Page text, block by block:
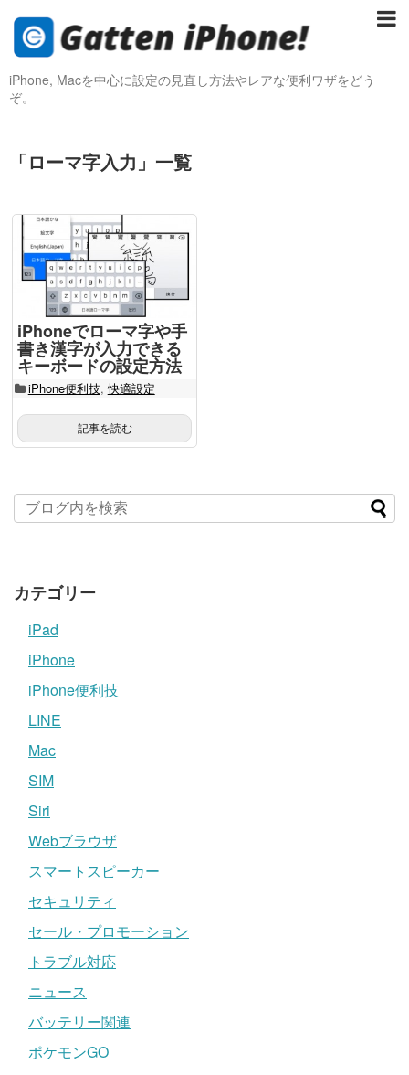
iPhone, Macを中心に設定の見直し方法やレアな便利ワザをどう
ぞ。
「ローマ字入力 」 一覧
iPhoneでローマ字や手
書き漢字が入力できる
キーボードの設定方法
iPhone便利技,快適設定
記事を読む
カテゴリー
iPad
iPhone
iPhone便利技
LINE
Mac
SIM
Siri
Webブラウザ
スマートスピーカー
セキュリティ
セール・プロモーション
トラブル対応
ニュース
バッテリー関連
ポケモンGO